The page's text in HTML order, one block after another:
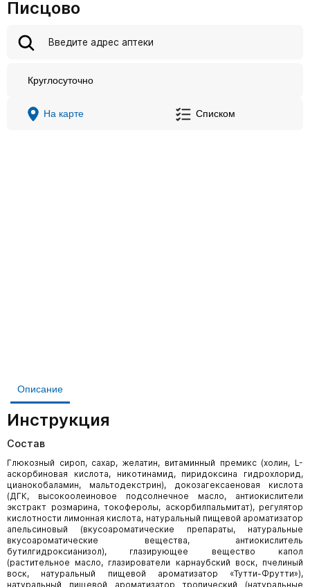
Писцово
Круглосуточно
На карте Списком
Описание
Инструкция
Состав
Глюкозный сироп, сахар, желатин, витаминный премикс (холин, L-
аскорбиновая кислота, никотинамид, пиридоксина гидрохлорид,
цианокобаламин, мальтодекстрин), докозагексаеновая кислота
(ДГК, высокоолеиновое подсолнечное масло, антиокислители
экстракт розмарина, токоферолы, аскорбилпальмитат), регулятор
кислотности лимонная кислота, натуральный пищевой ароматизатор
апельсиновый (вкусоароматические препараты, натуральные
вкусоароматические вещества, антиокислитель
бутилгидроксианизол), глазирующее вещество капол
(растительное масло, глазирователи карнаубский воск, пчелиный
воск, натуральный пищевой ароматизатор «Тутти-Фрутти»),
натуральный пищевой ароматизатор тропический (натуральные